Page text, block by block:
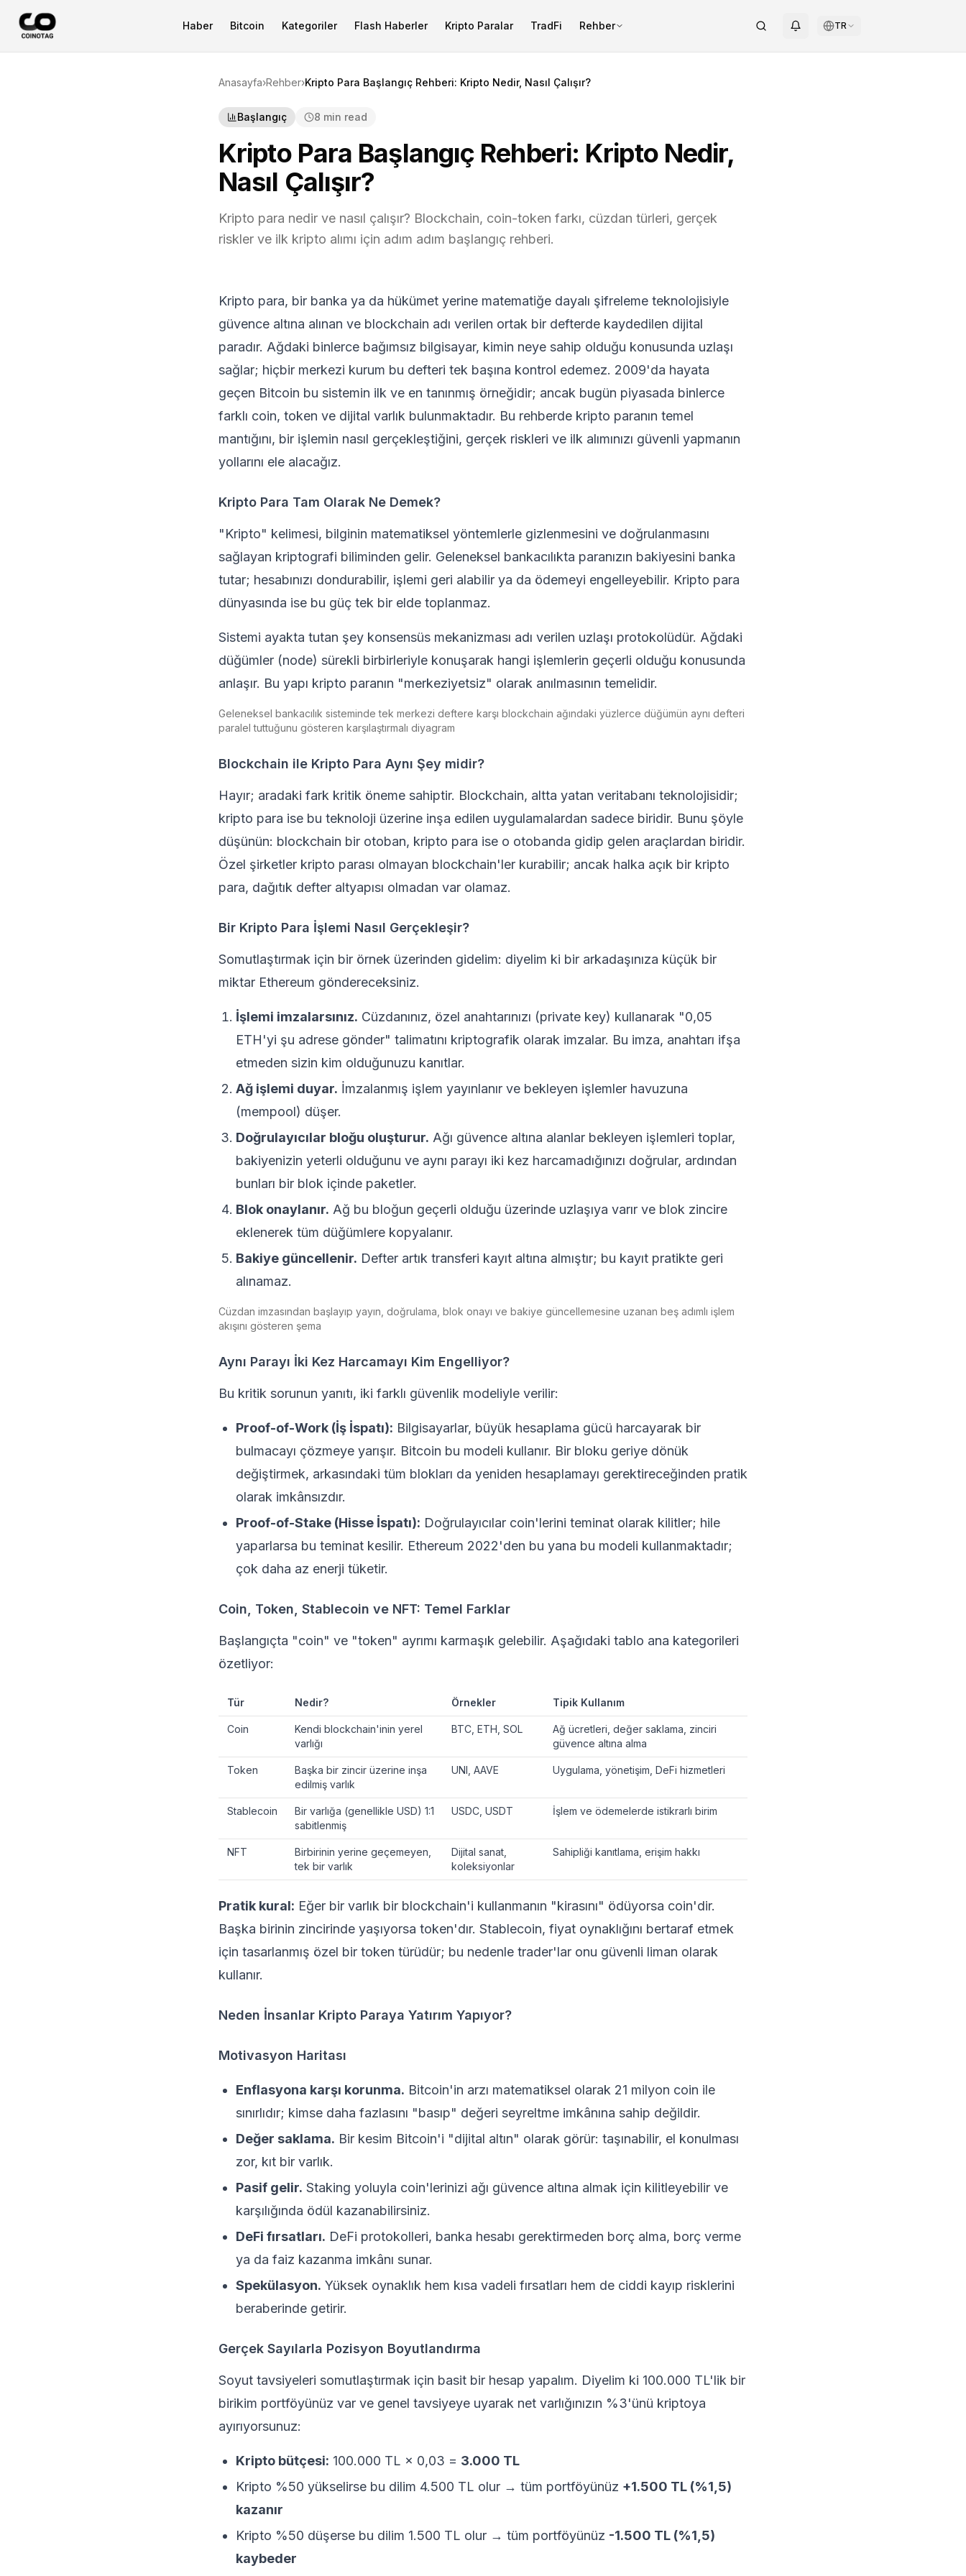
Haber Bitcoin Kategoriler Flash Haberler Kripto Paralar TradFi Rehber TR
Anasayfa›Rehber›Kripto Para Başlangıç Rehberi: Kripto Nedir, Nasıl Çalışır?
Başlangıç 8 min read
Kripto Para Başlangıç Rehberi: Kripto Nedir,
Nasıl Çalışır?
Kripto para nedir ve nasıl çalışır? Blockchain, coin-token farkı, cüzdan türleri, gerçek
riskler ve ilk kripto alımı için adım adım başlangıç rehberi.
Kripto para, bir banka ya da hükümet yerine matematiğe dayalı şifreleme teknolojisiyle
güvence altına alınan ve blockchain adı verilen ortak bir defterde kaydedilen dijital
paradır. Ağdaki binlerce bağımsız bilgisayar, kimin neye sahip olduğu konusunda uzlaşı
sağlar; hiçbir merkezi kurum bu defteri tek başına kontrol edemez. 2009'da hayata
geçen Bitcoin bu sistemin ilk ve en tanınmış örneğidir; ancak bugün piyasada binlerce
farklı coin, token ve dijital varlık bulunmaktadır. Bu rehberde kripto paranın temel
mantığını, bir işlemin nasıl gerçekleştiğini, gerçek riskleri ve ilk alımınızı güvenli yapmanın
yollarını ele alacağız.
Kripto Para Tam Olarak Ne Demek?
"Kripto" kelimesi, bilginin matematiksel yöntemlerle gizlenmesini ve doğrulanmasını
sağlayan kriptografi biliminden gelir. Geleneksel bankacılıkta paranızın bakiyesini banka
tutar; hesabınızı dondurabilir, işlemi geri alabilir ya da ödemeyi engelleyebilir. Kripto para
dünyasında ise bu güç tek bir elde toplanmaz.
Sistemi ayakta tutan şey konsensüs mekanizması adı verilen uzlaşı protokolüdür. Ağdaki
düğümler (node) sürekli birbirleriyle konuşarak hangi işlemlerin geçerli olduğu konusunda
anlaşır. Bu yapı kripto paranın "merkeziyetsiz" olarak anılmasının temelidir.
Geleneksel bankacılık sisteminde tek merkezi deftere karşı blockchain ağındaki yüzlerce düğümün aynı defteri
paralel tuttuğunu gösteren karşılaştırmalı diyagram
Blockchain ile Kripto Para Aynı Şey midir?
Hayır; aradaki fark kritik öneme sahiptir. Blockchain, altta yatan veritabanı teknolojisidir;
kripto para ise bu teknoloji üzerine inşa edilen uygulamalardan sadece biridir. Bunu şöyle
düşünün: blockchain bir otoban, kripto para ise o otobanda gidip gelen araçlardan biridir.
Özel şirketler kripto parası olmayan blockchain'ler kurabilir; ancak halka açık bir kripto
para, dağıtık defter altyapısı olmadan var olamaz.
Bir Kripto Para İşlemi Nasıl Gerçekleşir?
Somutlaştırmak için bir örnek üzerinden gidelim: diyelim ki bir arkadaşınıza küçük bir
miktar Ethereum göndereceksiniz.
İşlemi imzalarsınız. Cüzdanınız, özel anahtarınızı (private key) kullanarak "0,05
ETH'yi şu adrese gönder" talimatını kriptografik olarak imzalar. Bu imza, anahtarı ifşa
etmeden sizin kim olduğunuzu kanıtlar.
Ağ işlemi duyar. İmzalanmış işlem yayınlanır ve bekleyen işlemler havuzuna
(mempool) düşer.
Doğrulayıcılar bloğu oluşturur. Ağı güvence altına alanlar bekleyen işlemleri toplar,
bakiyenizin yeterli olduğunu ve aynı parayı iki kez harcamadığınızı doğrular, ardından
bunları bir blok içinde paketler.
Blok onaylanır. Ağ bu bloğun geçerli olduğu üzerinde uzlaşıya varır ve blok zincire
eklenerek tüm düğümlere kopyalanır.
Bakiye güncellenir. Defter artık transferi kayıt altına almıştır; bu kayıt pratikte geri
alınamaz.
Cüzdan imzasından başlayıp yayın, doğrulama, blok onayı ve bakiye güncellemesine uzanan beş adımlı işlem
akışını gösteren şema
Aynı Parayı İki Kez Harcamayı Kim Engelliyor?
Bu kritik sorunun yanıtı, iki farklı güvenlik modeliyle verilir:
Proof-of-Work (İş İspatı): Bilgisayarlar, büyük hesaplama gücü harcayarak bir
bulmacayı çözmeye yarışır. Bitcoin bu modeli kullanır. Bir bloku geriye dönük
değiştirmek, arkasındaki tüm blokları da yeniden hesaplamayı gerektireceğinden pratik
olarak imkânsızdır.
Proof-of-Stake (Hisse İspatı): Doğrulayıcılar coin'lerini teminat olarak kilitler; hile
yaparlarsa bu teminat kesilir. Ethereum 2022'den bu yana bu modeli kullanmaktadır;
çok daha az enerji tüketir.
Coin, Token, Stablecoin ve NFT: Temel Farklar
Başlangıçta "coin" ve "token" ayrımı karmaşık gelebilir. Aşağıdaki tablo ana kategorileri
özetliyor:
Tür Nedir? Örnekler Tipik Kullanım
Coin
Kendi blockchain'inin yerel
varlığı
BTC, ETH, SOL
Ağ ücretleri, değer saklama, zinciri
güvence altına alma
Token
Başka bir zincir üzerine inşa
edilmiş varlık
UNI, AAVE Uygulama, yönetişim, DeFi hizmetleri
Stablecoin
Bir varlığa (genellikle USD) 1:1
sabitlenmiş
USDC, USDT İşlem ve ödemelerde istikrarlı birim
NFT
Birbirinin yerine geçemeyen,
tek bir varlık
Dijital sanat,
koleksiyonlar
Sahipliği kanıtlama, erişim hakkı
Pratik kural: Eğer bir varlık bir blockchain'i kullanmanın "kirasını" ödüyorsa coin'dir.
Başka birinin zincirinde yaşıyorsa token'dır. Stablecoin, fiyat oynaklığını bertaraf etmek
için tasarlanmış özel bir token türüdür; bu nedenle trader'lar onu güvenli liman olarak
kullanır.
Neden İnsanlar Kripto Paraya Yatırım Yapıyor?
Motivasyon Haritası
Enflasyona karşı korunma. Bitcoin'in arzı matematiksel olarak 21 milyon coin ile
sınırlıdır; kimse daha fazlasını "basıp" değeri seyreltme imkânına sahip değildir.
Değer saklama. Bir kesim Bitcoin'i "dijital altın" olarak görür: taşınabilir, el konulması
zor, kıt bir varlık.
Pasif gelir. Staking yoluyla coin'lerinizi ağı güvence altına almak için kilitleyebilir ve
karşılığında ödül kazanabilirsiniz.
DeFi fırsatları. DeFi protokolleri, banka hesabı gerektirmeden borç alma, borç verme
ya da faiz kazanma imkânı sunar.
Spekülasyon. Yüksek oynaklık hem kısa vadeli fırsatları hem de ciddi kayıp risklerini
beraberinde getirir.
Gerçek Sayılarla Pozisyon Boyutlandırma
Soyut tavsiyeleri somutlaştırmak için basit bir hesap yapalım. Diyelim ki 100.000 TL'lik bir
birikim portföyünüz var ve genel tavsiyeye uyarak net varlığınızın %3'ünü kriptoya
ayırıyorsunuz:
Kripto bütçesi: 100.000 TL × 0,03 = 3.000 TL
Kripto %50 yükselirse bu dilim 4.500 TL olur → tüm portföyünüz +1.500 TL (%1,5)
kazanır
Kripto %50 düşerse bu dilim 1.500 TL olur → tüm portföyünüz -1.500 TL (%1,5)
kaybeder